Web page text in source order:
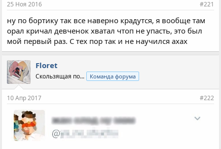
ы
л
а
25 Ноя 2016 #221
ну по бортику так все наверно крадутся, я вообще там
орал кричал девченок хватал чтоп не упасть, это был
мой первый раз. С тех пор так и не научился ахах
Floret
Скользящая по... Команда форума
10 Апр 2017 #222